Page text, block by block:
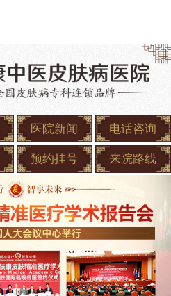
医院新闻 电话咨询
预约挂号 来院路线